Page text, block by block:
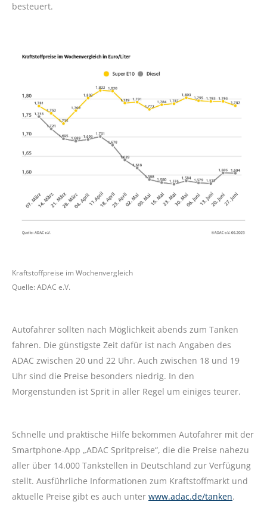
besteuert.
Kraftstoffpreise im Wochenvergleich
Quelle: ADAC e.V.
Autofahrer sollten nach Möglichkeit abends zum Tanken
fahren. Die günstigste Zeit dafür ist nach Angaben des
ADAC zwischen 20 und 22 Uhr. Auch zwischen 18 und 19
Uhr sind die Preise besonders niedrig. In den
Morgenstunden ist Sprit in aller Regel um einiges teurer.
Schnelle und praktische Hilfe bekommen Autofahrer mit der
Smartphone-App „ADAC Spritpreise“, die die Preise nahezu
aller über 14.000 Tankstellen in Deutschland zur Verfügung
stellt. Ausführliche Informationen zum Kraftstoffmarkt und
aktuelle Preise gibt es auch unter www.adac.de/tanken.